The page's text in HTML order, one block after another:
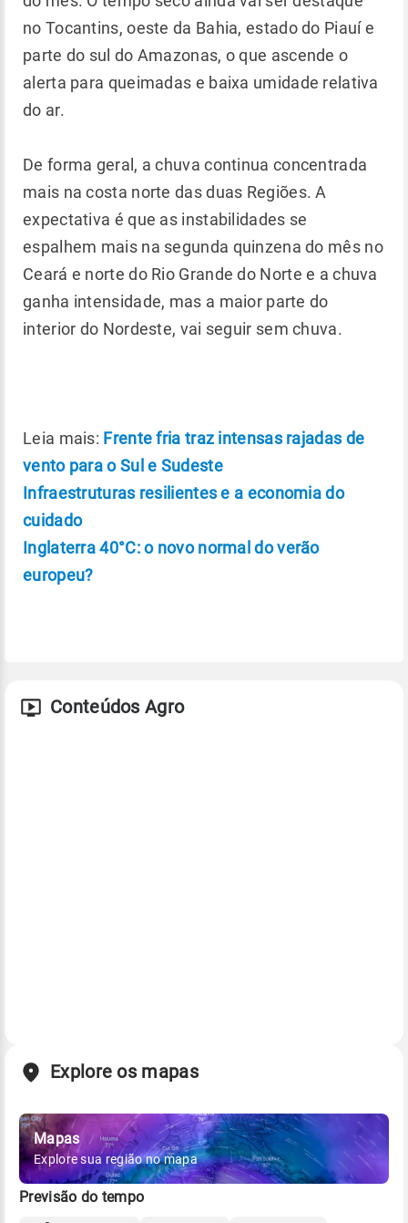
no Tocantins, oeste da Bahia, estado do Piauí e
parte do sul do Amazonas, o que ascende o
alerta para queimadas e baixa umidade relativa
do ar.
De forma geral, a chuva continua concentrada
mais na costa norte das duas Regiões. A
expectativa é que as instabilidades se
espalhem mais na segunda quinzena do mês no
Ceará e norte do Rio Grande do Norte e a chuva
ganha intensidade, mas a maior parte do
interior do Nordeste, vai seguir sem chuva.
Leia mais: Frente fria traz intensas rajadas de
vento para o Sul e Sudeste
Infraestruturas resilientes e a economia do
cuidado
Inglaterra 40°C: o novo normal do verão
europeu?
Conteúdos Agro
Explore os mapas
Mapas
Explore sua região no mapa
Previsão do tempo